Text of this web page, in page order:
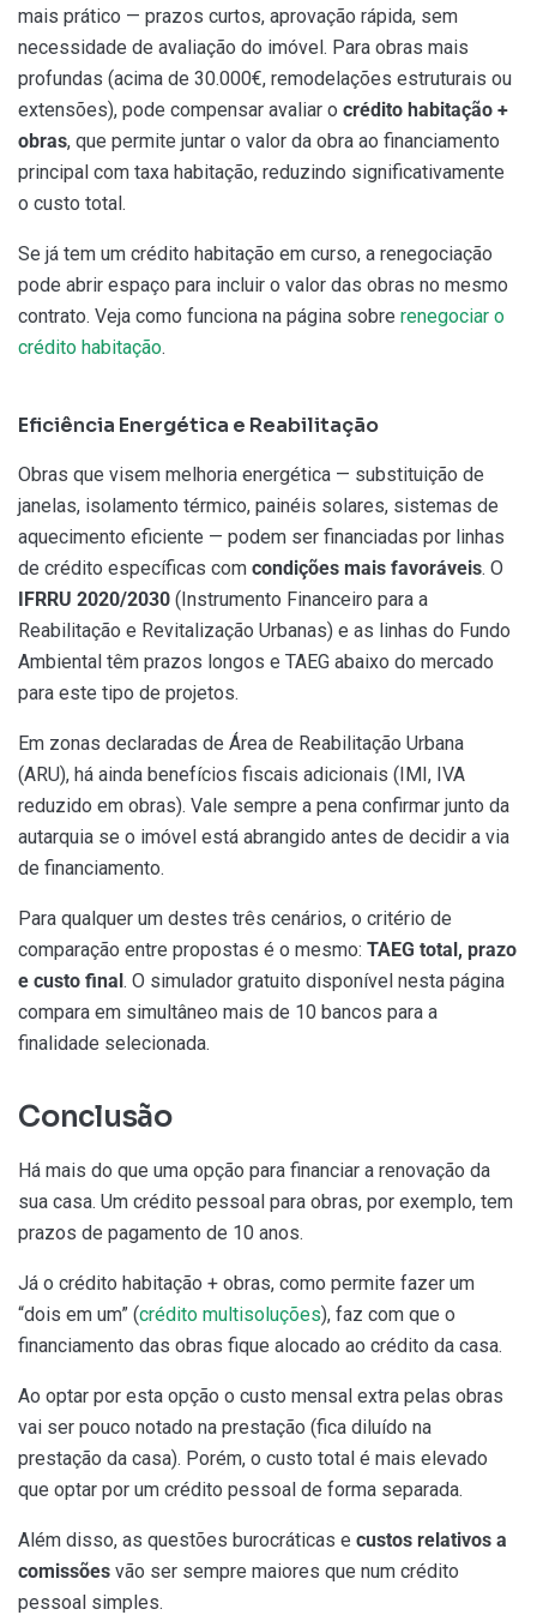
mais prático — prazos curtos, aprovação rápida, sem
necessidade de avaliação do imóvel. Para obras mais
profundas (acima de 30.000€, remodelações estruturais ou
extensões), pode compensar avaliar o crédito habitação +
obras, que permite juntar o valor da obra ao financiamento
principal com taxa habitação, reduzindo significativamente
o custo total.
Se já tem um crédito habitação em curso, a renegociação
pode abrir espaço para incluir o valor das obras no mesmo
contrato. Veja como funciona na página sobre renegociar o
crédito habitação.
Eficiência Energética e Reabilitação
Obras que visem melhoria energética — substituição de
janelas, isolamento térmico, painéis solares, sistemas de
aquecimento eficiente — podem ser financiadas por linhas
de crédito específicas com condições mais favoráveis. O
IFRRU 2020/2030 (Instrumento Financeiro para a
Reabilitação e Revitalização Urbanas) e as linhas do Fundo
Ambiental têm prazos longos e TAEG abaixo do mercado
para este tipo de projetos.
Em zonas declaradas de Área de Reabilitação Urbana
(ARU), há ainda benefícios fiscais adicionais (IMI, IVA
reduzido em obras). Vale sempre a pena confirmar junto da
autarquia se o imóvel está abrangido antes de decidir a via
de financiamento.
Para qualquer um destes três cenários, o critério de
comparação entre propostas é o mesmo: TAEG total, prazo
e custo final. O simulador gratuito disponível nesta página
compara em simultâneo mais de 10 bancos para a
finalidade selecionada.
Conclusão
Há mais do que uma opção para financiar a renovação da
sua casa. Um crédito pessoal para obras, por exemplo, tem
prazos de pagamento de 10 anos.
Já o crédito habitação + obras, como permite fazer um
“dois em um” (crédito multisoluções), faz com que o
financiamento das obras fique alocado ao crédito da casa.
Ao optar por esta opção o custo mensal extra pelas obras
vai ser pouco notado na prestação (fica diluído na
prestação da casa). Porém, o custo total é mais elevado
que optar por um crédito pessoal de forma separada.
Além disso, as questões burocráticas e custos relativos a
comissões vão ser sempre maiores que num crédito
pessoal simples.